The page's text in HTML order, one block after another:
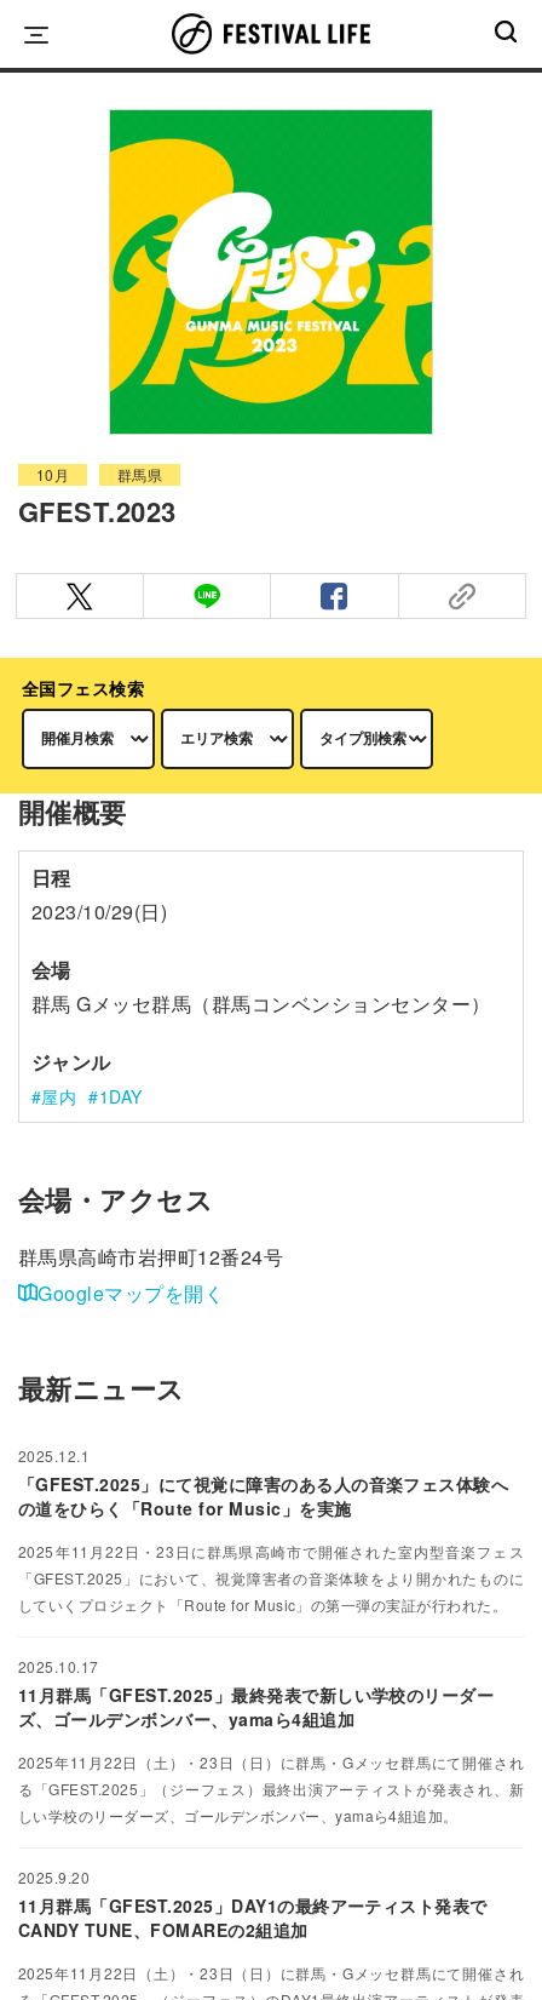
content
10月 群馬県
GFEST.2023
全国フェス検索
開催概要
日程
2023/10/29(日)
会場
群馬 Gメッセ群馬（群馬コンベンションセンター）
ジャンル
屋内 1DAY
会場・アクセス
群馬県高崎市岩押町12番24号
Googleマップを開く
最新ニュース
2025.12.1
「GFEST.2025」にて視覚に障害のある人の音楽フェス体験へ
の道をひらく「Route for Music」を実施
2025年11月22日・23日に群馬県高崎市で開催された室内型音楽フェス
「GFEST.2025」において、視覚障害者の音楽体験をより開かれたものに
していくプロジェクト「Route for Music」の第一弾の実証が行われた。
2025.10.17
11月群馬「GFEST.2025」最終発表で新しい学校のリーダー
ズ、ゴールデンボンバー、yamaら4組追加
2025年11月22日（土）・23日（日）に群馬・Gメッセ群馬にて開催され
る「GFEST.2025」（ジーフェス）最終出演アーティストが発表され、新
しい学校のリーダーズ、ゴールデンボンバー、yamaら4組追加。
2025.9.20
11月群馬「GFEST.2025」DAY1の最終アーティスト発表で
CANDY TUNE、FOMAREの2組追加
2025年11月22日（土）・23日（日）に群馬・Gメッセ群馬にて開催され